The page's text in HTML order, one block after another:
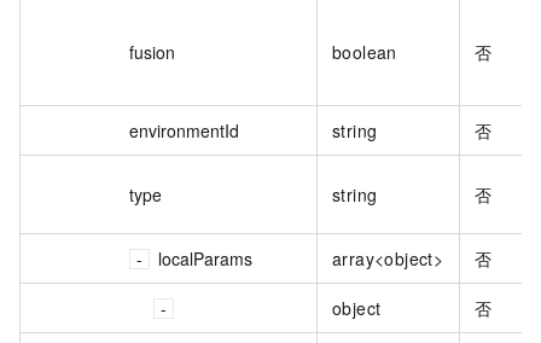
fusion boolean 否
environmentId string 否
type string 否
localParams array<object> 否
object 否